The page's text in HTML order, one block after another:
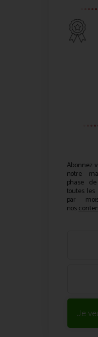
Abonnez
notre
phase
toutes
par
nos
Je